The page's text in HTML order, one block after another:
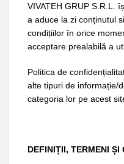
VIVATEH GRUP S.R.L.
a aduce la zi conținutul
condițiilor în orice
acceptare prealabilă a
Politica de
alte tipuri de informație/
categoria lor pe acest
DEFINIȚII, TERMENI ȘI